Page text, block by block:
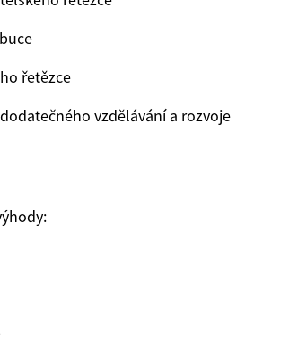
řetězce
vzdělávání a rozvoje